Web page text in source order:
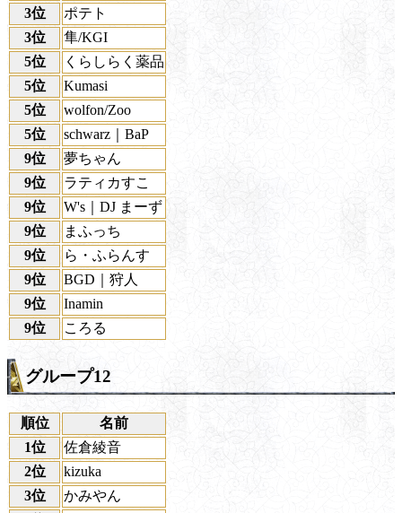
3位
ポテト
3位
隼/KGI
5位
くらしらく薬品
5位
Kumasi
5位
wolfon/Zoo
5位
schwarz｜BaP
9位
夢ちゃん
9位
ラティカすこ
9位
W's｜DJ まーず
9位
まふっち
9位
ら・ふらんす
9位
BGD｜狩人
9位
Inamin
9位
ころる
グループ12
順位
名前
1位
佐倉綾音
2位
kizuka
3位
かみやん